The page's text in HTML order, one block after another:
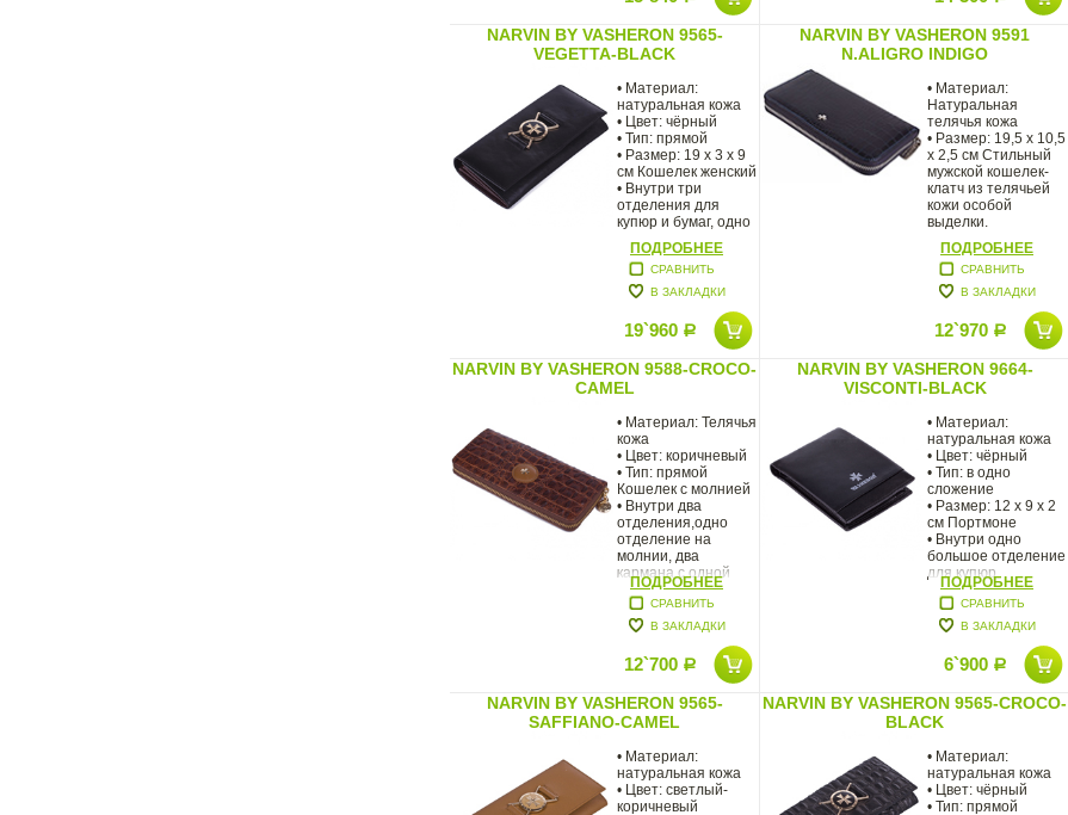
NARVIN BY VASHERON 9565-
VEGETTA-BLACK
• Материал:
натуральная кожа
• Цвет: чёрный
• Тип: прямой
• Размер: 19 х 3 х 9
см Кошелек женский
• Внутри три
отделения для
купюр и бумаг, одно
ПОДРОБНЕЕ
СРАВНИТЬ
В ЗАКЛАДКИ
19`960 Р
NARVIN BY VASHERON 9591
N.ALIGRO INDIGO
• Материал:
Натуральная
телячья кожа
• Размер: 19,5 х 10,5
х 2,5 см Стильный
мужской кошелек-
клатч из телячьей
кожи особой
выделки.
ПОДРОБНЕЕ
СРАВНИТЬ
В ЗАКЛАДКИ
12`970 Р
NARVIN BY VASHERON 9588-CROCO-
CAMEL
• Материал: Телячья
кожа
• Цвет: коричневый
• Тип: прямой
Кошелек с молнией
• Внутри два
отделения,одно
отделение на
молнии, два
кармана с одной
ПОДРОБНЕЕ
СРАВНИТЬ
В ЗАКЛАДКИ
12`700 Р
NARVIN BY VASHERON 9664-
VISCONTI-BLACK
• Материал:
натуральная кожа
• Цвет: чёрный
• Тип: в одно
сложение
• Размер: 12 x 9 x 2
см Портмоне
• Внутри одно
большое отделение
для купюр,
ПОДРОБНЕЕ
СРАВНИТЬ
В ЗАКЛАДКИ
6`900 Р
NARVIN BY VASHERON 9565-
SAFFIANO-CAMEL
• Материал:
натуральная кожа
• Цвет: светлый-
коричневый
NARVIN BY VASHERON 9565-CROCO-
BLACK
• Материал:
натуральная кожа
• Цвет: чёрный
• Тип: прямой